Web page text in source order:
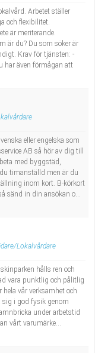
Arbetet ställer
och flexibilitet.
är meriterande.
är du? Du som söker är
Krav för tjänsten: -
har även förmågan att
eller engelska som
AB så hör av dig till
med byggstäd,
timanställd men är du
inom kort. B-körkort
sänd in din ansökan o...
Lokalvårdare
hålls ren och
vara punktlig och pålitlig
vår verksamhet och
sig i god fysik genom
under arbetstid
vårt varumärke...